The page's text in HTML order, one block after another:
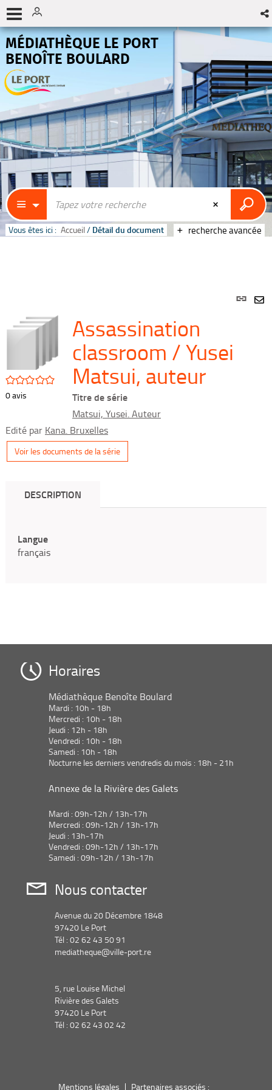
MÉDIATHÈQUE LE PORT
BENOÎTE BOULARD
recherche avancée
Vous êtes ici : Accueil / Détail du document
Lien
/5
0avis
Assassination
classroom / Yusei
Matsui, auteur
Titre de série
Matsui, Yusei. Auteur
Edité par Kana. Bruxelles
Voir les documents de la série
DESCRIPTION
Langue
français
Horaires
Médiathèque Benoîte Boulard
Mardi : 10h - 18h
Mercredi : 10h - 18h
Jeudi : 12h - 18h
Vendredi : 10h - 18h
Samedi : 10h - 18h
Nocturne les derniers vendredis du mois : 18h - 21h
Annexe de la Rivière des Galets
Mardi : 09h-12h / 13h-17h
Mercredi : 09h-12h / 13h-17h
Jeudi : 13h-17h
Vendredi : 09h-12h / 13h-17h
Samedi : 09h-12h / 13h-17h
Nous contacter
Avenue du 20 Décembre 1848
97420 Le Port
Tél : 02 62 43 50 91
mediatheque@ville-port.re
5, rue Louise Michel
Rivière des Galets
97420 Le Port
Tél : 02 62 43 02 42
Mentions légales Partenaires associés :